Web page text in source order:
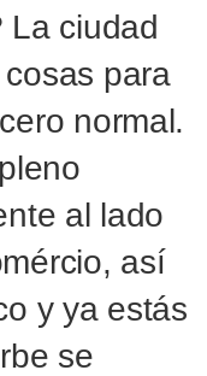
La ciudad
para
normal.
al lado
así
y ya estás
se